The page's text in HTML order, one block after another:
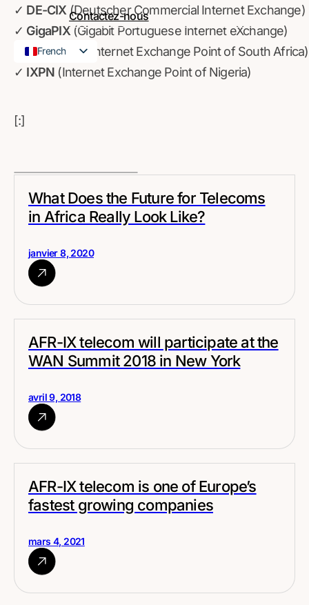
Contactez-nous
French
English
✓ DE-CIX (Deutscher Commercial Internet Exchange)
✓ GigaPIX(Gigabit Portuguese Internet eXchange)
✓NAPAfrica(Internet Exchange Point of South Africa)
✓ IXPN (Internet Exchange Point of Nigeria)
[:]
What Does the Future for Telecoms
in Africa Really Look Like?
janvier 8, 2020
AFR-IX telecom will participate at the
WAN Summit 2018 in New York
avril 9, 2018
AFR-IX telecom is one of Europe’s
fastest growing companies
mars 4, 2021